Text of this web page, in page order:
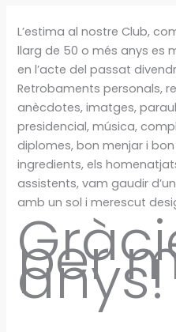
L’estima al nostre Club,
llarg de 50 o més anys es
en l’acte del passat
Retrobaments personals,
anècdotes, imatges,
presidencial, música,
diplomes, bon menjar i
ingredients, els
assistents, vam gaudir
amb un sol i merescut
per
anys!